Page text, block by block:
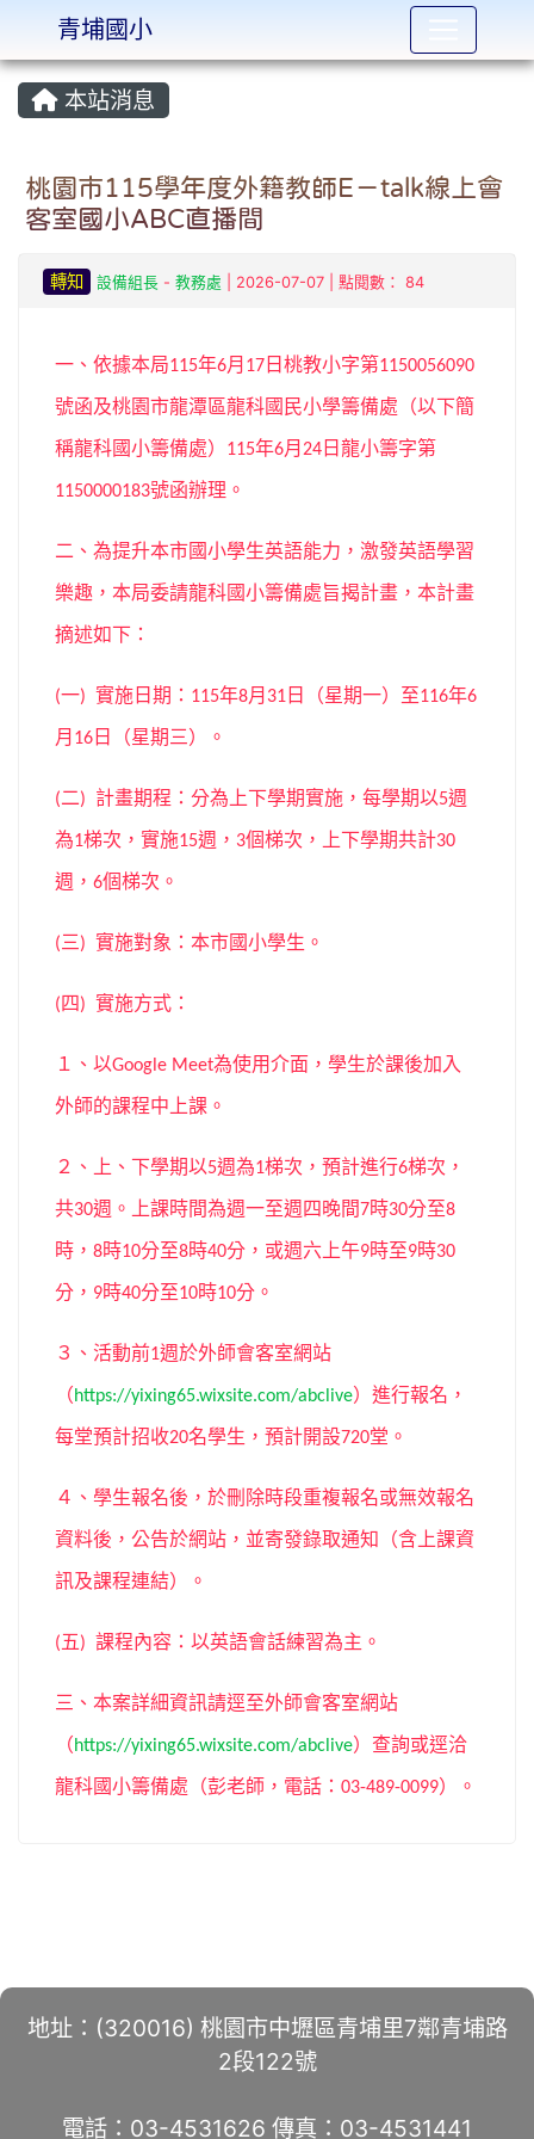
:::
本站消息
桃園市115學年度外籍教師E－talk線上會
客室國小ABC直播間
轉知 設備組長- 教務處 | 2026-07-07 | 點閱數： 84
一、依據本局115年6月 17 日桃教小字第1150056090
號函及桃園市龍潭區龍科國民小學籌備處（以下簡
稱龍科國小籌備處） 115年6月 24 日龍小籌字第
1150000183號函辦理。
二、為提升本市國小學生英語能力，激發英語學習
樂趣，本局委請龍科國小籌備處旨揭計畫，本計畫
摘述如下：
(一) 實施日期： 115年8月 31 日（星期一）至116年6
月 16 日（星期三）。
(二) 計畫期程：分為上下學期實施，每學期以5週
為1梯次，實施15週， 3個梯次，上下學期共計30
週， 6個梯次。
(三) 實施對象：本市國小學生。
(四) 實施方式：
１、以Google Meet為使用介面，學生於課後加入
外師的課程中上課。
２、上、下學期以5週為1梯次，預計進行6梯次，
共30週。上課時間為週一至週四晚間7時30分至8
時， 8時10分至8時40分，或週六上午9時至9時30
分， 9時40分至10時10分。
３、活動前1週於外師會客室網站
（https://yixing65.wixsite.com/abclive）進行報名，
每堂預計招收20名學生，預計開設720堂。
４、學生報名後，於刪除時段重複報名或無效報名
資料後，公告於網站，並寄發錄取通知（含上課資
訊及課程連結）。
(五) 課程內容：以英語會話練習為主。
三、本案詳細資訊請逕至外師會客室網站
（https://yixing65.wixsite.com/abclive）查詢或逕洽
龍科國小籌備處（彭老師，電話： 03-489-0099）。
地址：(320016) 桃園市中壢區青埔里7鄰青埔路
2段122號
電話：03-4531626 傳真：03-4531441
青埔國小